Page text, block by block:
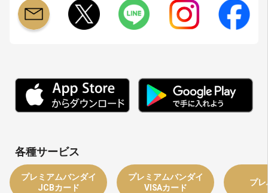
各種サービス
プレミアムバンダイ
JCBカード
プレミアムバンダイ
VISAカード
プ